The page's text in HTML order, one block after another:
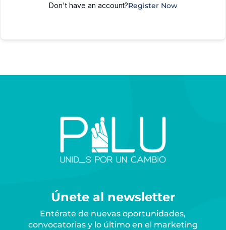
Don't have an account?Register Now
Únete al newsletter
Entérate de nuevas oportunidades,
convocatorias y lo último en el marketing